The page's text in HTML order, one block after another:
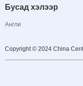
Бусад хэлээр
Англи
Copyright © 2024 China